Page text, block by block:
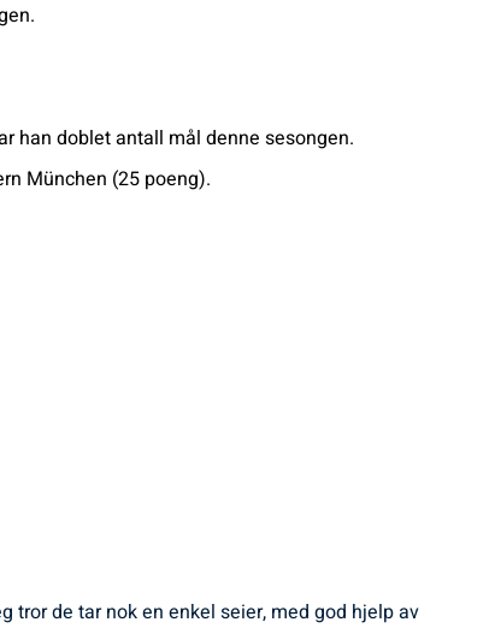
han doblet antall mål denne sesongen.
München (25 poeng).
tror de tar nok en enkel seier, med god hjelp av